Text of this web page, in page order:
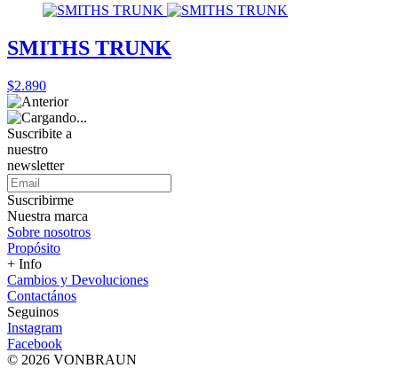
SMITHS TRUNK
$2.890
Suscribite a
nuestro
newsletter
Suscribirme
Nuestra marca
Sobre nosotros
Propósito
+ Info
Cambios y Devoluciones
Contactános
Seguinos
Instagram
Facebook
© 2026 VONBRAUN